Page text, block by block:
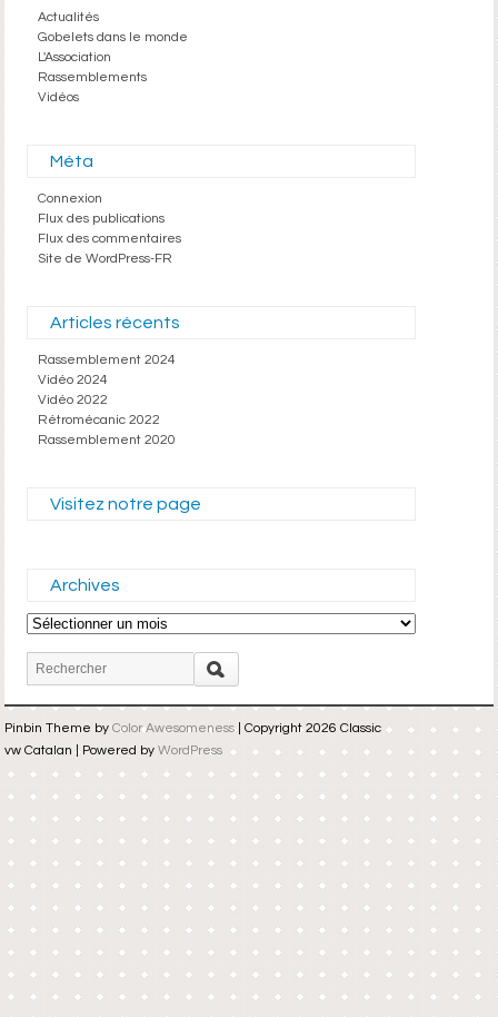
Actualités
Gobelets dans le monde
L'Association
Rassemblements
Vidéos
Méta
Connexion
Flux des publications
Flux des commentaires
Site de WordPress-FR
Articles récents
Rassemblement 2024
Vidéo 2024
Vidéo 2022
Rétromécanic 2022
Rassemblement 2020
Visitez notre page
Archives
Archives
Pinbin Theme by Color Awesomeness| Copyright 2026 Classic
vw Catalan | Powered by WordPress